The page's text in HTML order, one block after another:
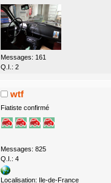
Messages: 161
Q.I.: 2
wtf
Fiatiste confirmé
Messages: 825
Q.I.: 4
Localisation: Ile-de-France